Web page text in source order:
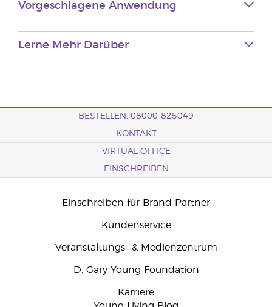
Vorgeschlagene Anwendung
Lerne Mehr Darüber
BESTELLEN: 08000-825049
KONTAKT
VIRTUAL OFFICE
EINSCHREIBEN
Einschreiben für Brand Partner
Kundenservice
Veranstaltungs- & Medienzentrum
D. Gary Young Foundation
Karriere